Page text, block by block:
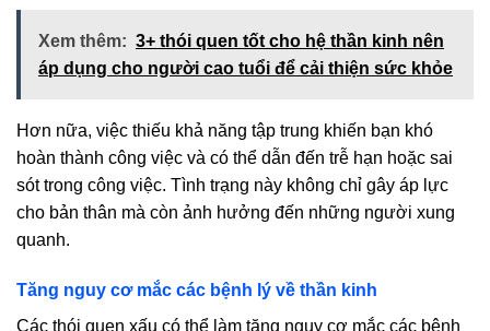
Xem thêm: 3+ thói quen tốt cho hệ thần kinh nên
áp dụng cho người cao tuổi để cải thiện sức khỏe
Hơn nữa, việc thiếu khả năng tập trung khiến bạn khó
hoàn thành công việc và có thể dẫn đến trễ hạn hoặc sai
sót trong công việc. Tình trạng này không chỉ gây áp lực
cho bản thân mà còn ảnh hưởng đến những người xung
quanh.
Tăng nguy cơ mắc các bệnh lý về thần kinh
Các thói quen xấu có thể làm tăng nguy cơ mắc các bệnh